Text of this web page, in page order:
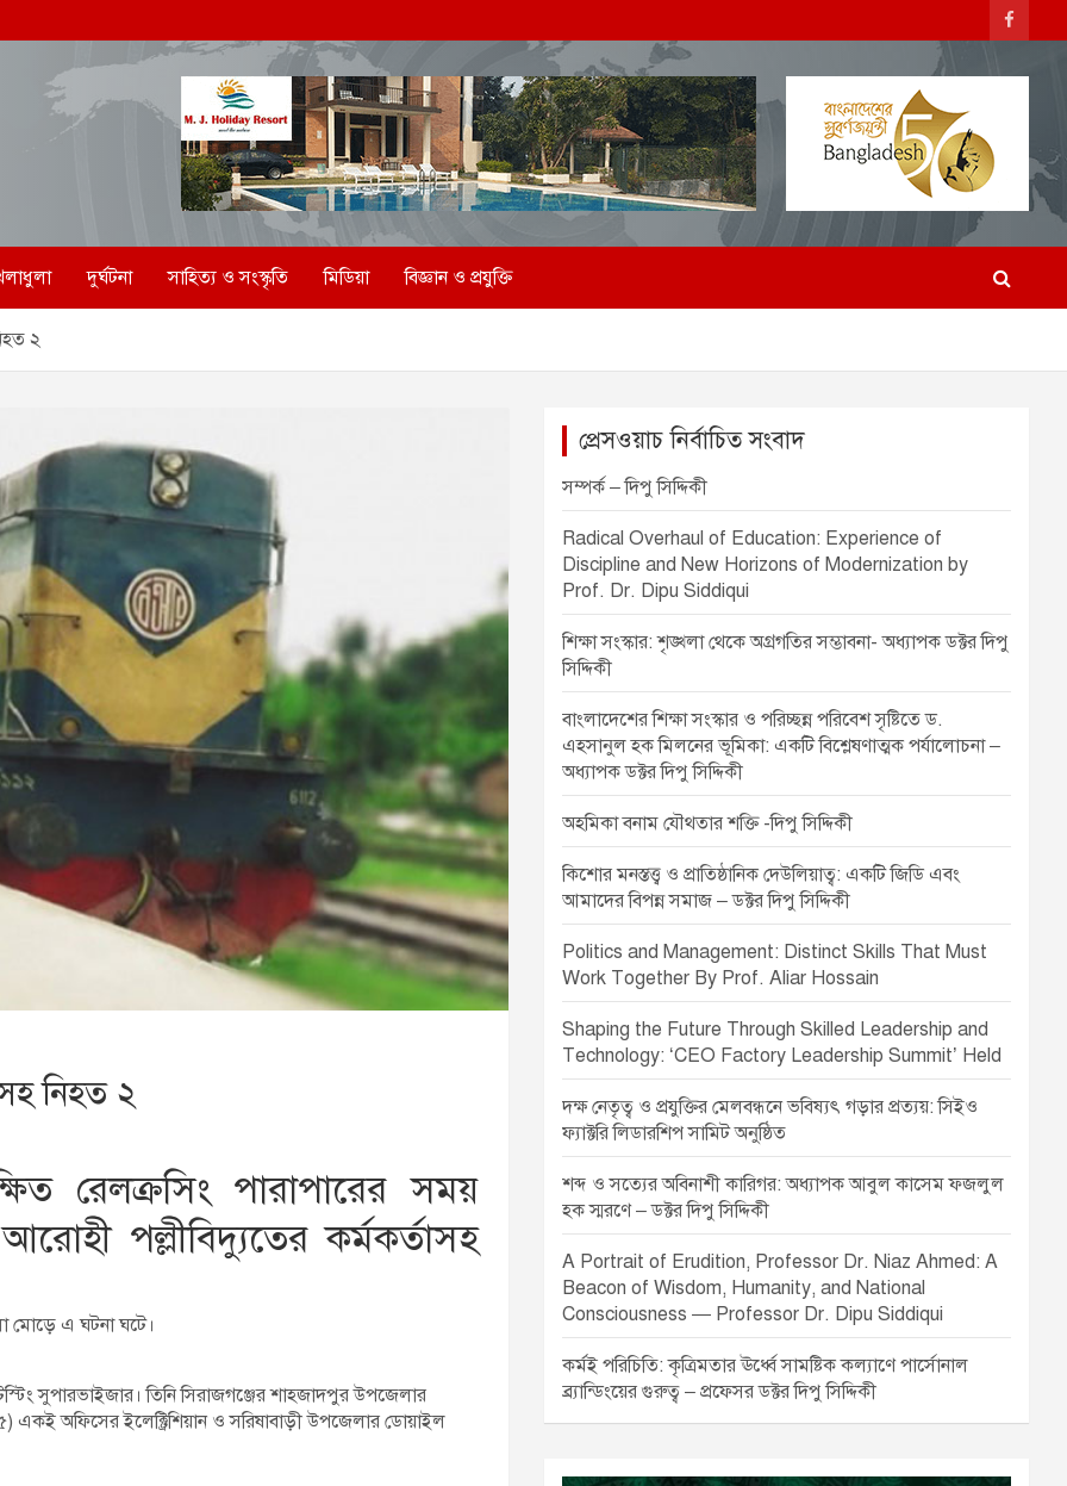
দুর্ঘটনা সাহিত্য ও সংস্কৃতি মিডিয়া বিজ্ঞান ও প্রযুক্তি
২
নিহত ২
রেলক্রসিং পারাপারের সময়
পল্লীবিদ্যুতের কর্মকর্তাসহ
মোড়ে এ ঘটনা ঘটে।
সুপারভাইজার। তিনি সিরাজগঞ্জের শাহজাদপুর উপজেলার
অফিসের ইলেক্ট্রিশিয়ান ও সরিষাবাড়ী উপজেলার ডোয়াইল
প্রেসওয়াচ নির্বাচিত সংবাদ
সম্পর্ক – দিপু সিদ্দিকী
Radical Overhaul of Education: Experience of
Discipline and New Horizons of Modernization by
Prof. Dr. Dipu Siddiqui
শিক্ষা সংস্কার: শৃঙ্খলা থেকে অগ্রগতির সম্ভাবনা- অধ্যাপক ডক্টর দিপু
সিদ্দিকী
বাংলাদেশের শিক্ষা সংস্কার ও পরিচ্ছন্ন পরিবেশ সৃষ্টিতে ড.
এহসানুল হক মিলনের ভূমিকা: একটি বিশ্লেষণাত্মক পর্যালোচনা –
অধ্যাপক ডক্টর দিপু সিদ্দিকী
অহমিকা বনাম যৌথতার শক্তি -দিপু সিদ্দিকী
কিশোর মনস্তত্ত্ব ও প্রাতিষ্ঠানিক দেউলিয়াত্ব: একটি জিডি এবং
আমাদের বিপন্ন সমাজ – ডক্টর দিপু সিদ্দিকী
Politics and Management: Distinct Skills That Must
Work Together By Prof. Aliar Hossain
Shaping the Future Through Skilled Leadership and
Technology: ‘CEO Factory Leadership Summit’ Held
দক্ষ নেতৃত্ব ও প্রযুক্তির মেলবন্ধনে ভবিষ্যৎ গড়ার প্রত্যয়: সিইও
ফ্যাক্টরি লিডারশিপ সামিট অনুষ্ঠিত
শব্দ ও সত্যের অবিনাশী কারিগর: অধ্যাপক আবুল কাসেম ফজলুল
হক স্মরণে – ডক্টর দিপু সিদ্দিকী
A Portrait of Erudition, Professor Dr. Niaz Ahmed: A
Beacon of Wisdom, Humanity, and National
Consciousness — Professor Dr. Dipu Siddiqui
কর্মই পরিচিতি: কৃত্রিমতার ঊর্ধ্বে সামষ্টিক কল্যাণে পার্সোনাল
ব্র্যান্ডিংয়ের গুরুত্ব – প্রফেসর ডক্টর দিপু সিদ্দিকী